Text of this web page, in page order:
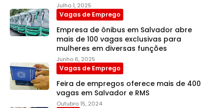
Julho 1, 2025
Vagas de Emprego
Empresa de ônibus em Salvador abre
mais de 100 vagas exclusivas para
mulheres em diversas funções
Junho 6, 2025
Vagas de Emprego
Feira de empregos oferece mais de 400
vagas em Salvador e RMS
Outubro 15, 2024